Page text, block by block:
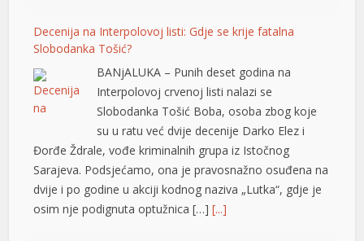
Decenija na Interpolovoj listi: Gdje se krije fatalna
Slobodanka Tošić?
BANjALUKA – Punih deset godina na
Interpolovoj crvenoj listi nalazi se
Slobodanka Tošić Boba, osoba zbog koje
su u ratu već dvije decenije Darko Elez i
Đorđe Ždrale, vođe kriminalnih grupa iz Istočnog
Sarajeva. Podsjećamo, ona je pravosnažno osuđena na
dvije i po godine u akciji kodnog naziva „Lutka“, gdje je
osim nje podignuta optužnica […][...]